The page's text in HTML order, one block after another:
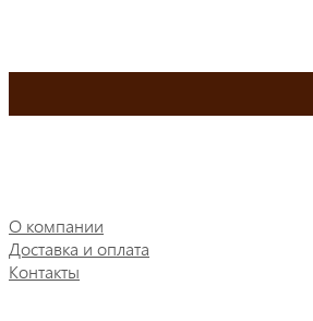
О компании
Доставка и оплата
Контакты